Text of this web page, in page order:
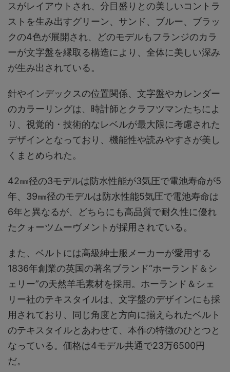
スがレイアウトされ、分目盛りとの美しいコントラ
ストを生み出すグリーン、サンド、ブルー、ブラッ
クの4色が展開され、どのモデルもフランジのカラ
ーが文字盤を縁取る構造により、全体に美しい深み
が生み出されている。
針やインデックスの位置関係、文字盤やカレンダー
のカラーリングは、時計師とクラフツマンたちによ
り、視覚的・技術的なレベルが最大限に考慮された
デザインとなっており、機能性や読みやすさが美し
くまとめられた。
42㎜径の3モデルは防水性能が3気圧で電池寿命が5
年、39㎜径のモデルは防水性能5気圧で電池寿命は
6年と異なるが、どちらにも高品質で耐久性に優れ
たクォーツムーヴメントが採用されている。
また、ベルトには高級紳士服メーカーが愛用する
1836年創業の英国の著名ブランド“ホーランド＆シ
ェリー”の天然羊毛素材を採用。ホーランド＆シェ
リー社のテキスタイルは、文字盤のデザインにも採
用されており、同じ角度と方向に揃えられたベルト
のテキスタイルとあわせて、本作の特徴のひとつと
なっている。価格は4モデル共通で23万6500円
だ。